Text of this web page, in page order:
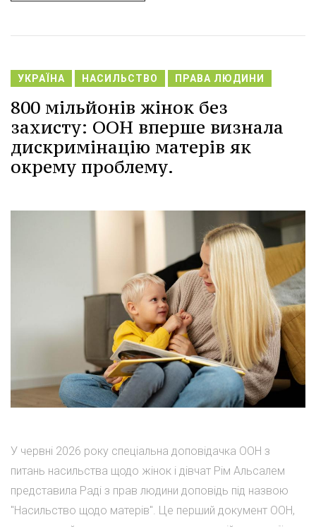
УКРАЇНА НАСИЛЬСТВО ПРАВА ЛЮДИНИ
800 мільйонів жінок без
захисту: ООН вперше визнала
дискримінацію матерів як
окрему проблему.
У червні 2026 року спеціальна доповідачка ООН з
питань насильства щодо жінок і дівчат Рім Альсалем
представила Раді з прав людини доповідь під назвою
"Насильство щодо матерів". Це перший документ ООН,